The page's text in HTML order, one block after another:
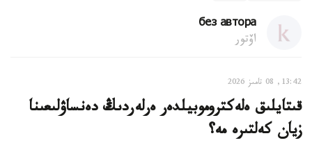
без автора
اۆتور
13:42, 08 تامىز 2026
قىتايلىق ەلەكتروموبيلدەر ەرلەردىڭ دەنساۋلىعىنا
زيان كەلتىرە مە؟